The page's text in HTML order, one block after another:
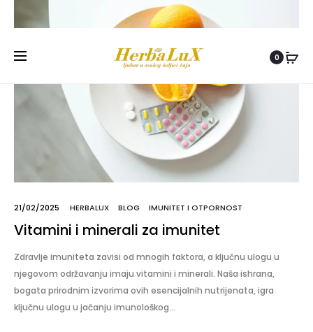
Besplatna dostava za porudžbine preko 5000
0
21/02/2025 HERBALUX BLOG IMUNITET I OTPORNOST
Vitamini i minerali za imunitet
Zdravlje imuniteta zavisi od mnogih faktora, a ključnu ulogu u
njegovom održavanju imaju vitamini i minerali. Naša ishrana,
bogata prirodnim izvorima ovih esencijalnih nutrijenata, igra
ključnu ulogu u jačanju imunološkog…